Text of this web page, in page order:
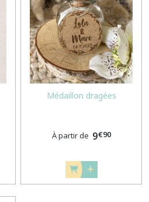
Médaillon dragées
À partir de 9€90